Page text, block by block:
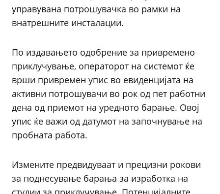
управувана потрошувачка во рамки на
внатрешните инсталации.
По издавањето одобрение за привремено
приклучување, операторот на системот ќе
врши привремен упис во евиденцијата на
активни потрошувачи во рок од пет работни
дена од приемот на уредното барање. Овој
упис ќе важи од датумот на започнување на
пробната работа.
Измените предвидуваат и прецизни рокови
за поднесување барања за изработка на